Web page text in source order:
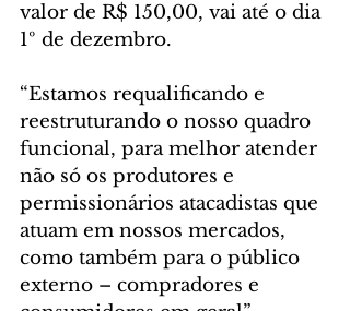
valor de R$ 150,00, vai até o dia
1º de dezembro.
“Estamos requalificando e
reestruturando o nosso quadro
funcional, para melhor atender
não só os produtores e
permissionários atacadistas que
atuam em nossos mercados,
como também para o público
externo – compradores e